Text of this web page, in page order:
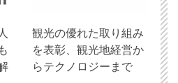
観光の優れた取り組み
を表彰、観光地経営か
らテクノロジーまで